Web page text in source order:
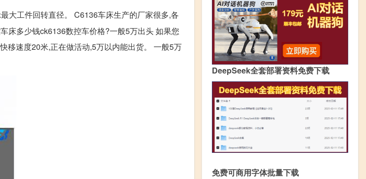
大工件回转直径。 C6136车床生产的厂家很多,各
床多少钱ck6136数控车价格?一般5万出头 如果您
移速度20米,正在做活动,5万以内能出货。 一般5万
DeepSeek全套部署资料免费下载
免费可商用字体批量下载